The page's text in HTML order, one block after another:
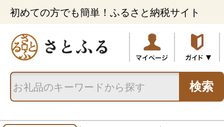
初めての方でも簡単！ふるさと納税サイト
検索